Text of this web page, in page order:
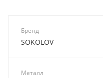
Бренд
SOKOLOV
Металл